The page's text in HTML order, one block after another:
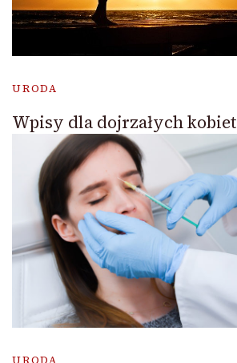
URODA
Wpisy dla dojrzałych kobiet
URODA